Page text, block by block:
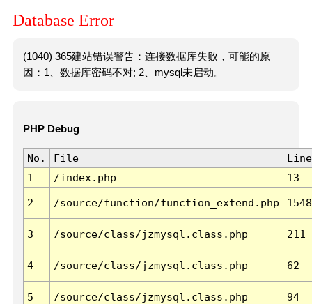
Database Error
(1040) 365建站错误警告：连接数据库失败，可能的原
因：1、数据库密码不对; 2、mysql未启动。
PHP Debug
No. File
Line
1
/index.php 13
2 /source/function/function_extend.php 1548
3 /source/class/jzmysql.class.php 211
4 /source/class/jzmysql.class.php 62
5 /source/class/jzmysql.class.php 94